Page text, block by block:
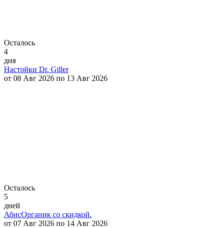
Осталось
4
дня
Настойки Dr. Giller
от 08 Авг 2026 по 13 Авг 2026
Осталось
5
дней
АбисОрганик со скидкой.
от 07 Авг 2026 по 14 Авг 2026